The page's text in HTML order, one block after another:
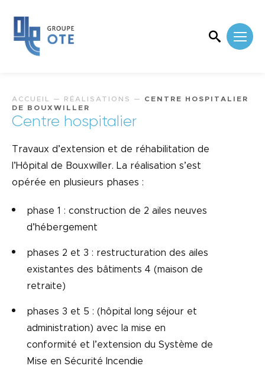
ACCUEIL — RÉALISATIONS — CENTRE HOSPITALIER
DE BOUXWILLER
Centre hospitalier
Travaux d’extension et de réhabilitation de
l’Hôpital de Bouxwiller. La réalisation s’est
opérée en plusieurs phases :
phase 1 : construction de 2 ailes neuves
d’hébergement
phases 2 et 3 : restructuration des ailes
existantes des bâtiments 4 (maison de
retraite)
phases 3 et 5 : (hôpital long séjour et
administration) avec la mise en
conformité et l’extension du Système de
Mise en Sécurité Incendie